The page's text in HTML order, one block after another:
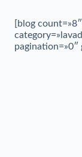
[blog
pagination=»0″